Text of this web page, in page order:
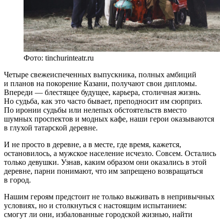
Фото: tinchurinteatr.ru
Четыре свежеиспеченных выпускника, полных амбиций
и планов на покорение Казани, получают свои дипломы.
Впереди — блестящее будущее, карьера, столичная жизнь.
Но судьба, как это часто бывает, преподносит им сюрприз.
По иронии судьбы или нелепых обстоятельств вместо
шумных проспектов и модных кафе, наши герои оказываются
в глухой татарской деревне.
И не просто в деревне, а в месте, где время, кажется,
остановилось, а мужское население исчезло. Совсем. Остались
только девушки. Узнав, каким образом они оказались в этой
деревне, парни понимают, что им запрещено возвращаться
в город.
Нашим героям предстоит не только выживать в непривычных
условиях, но и столкнуться с настоящим испытанием:
смогут ли они, избалованные городской жизнью, найти